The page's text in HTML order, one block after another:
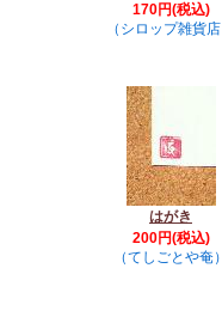
170円(税込)
（シロップ雑貨店
はがき
200円(税込)
（てしごとや奄）